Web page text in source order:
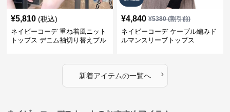
¥5,810 (税込)
ネイビーコーデ 重ね着風ニット
トップス デニム袖切り替えプル
¥4,840 ¥5380(割引前)
ネイビーコーデ ケーブル編みド
ルマンスリーブトップス
新着アイテムの一覧へ ›